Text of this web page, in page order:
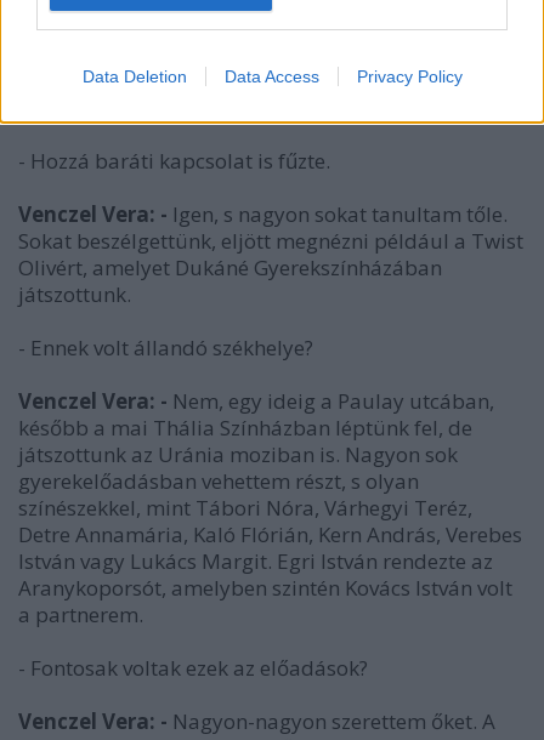
Data Deletion Data Access Privacy Policy
- Pilinszky János?
Venczel Vera: -Egyre fontosabb a számomra, úgy
- Hozzá baráti kapcsolat is fűzte.
Venczel Vera: - Igen, s nagyon sokat tanultam tőle.
Sokat beszélgettünk, eljött megnézni például a Twist
Olivért, amelyet Dukáné Gyerekszínházában
játszottunk.
- Ennek volt állandó székhelye?
Venczel Vera: - Nem, egy ideig a Paulay utcában,
később a mai Thália Színházban léptünk fel, de
játszottunk az Uránia moziban is. Nagyon sok
gyerekelőadásban vehettem részt, s olyan
színészekkel, mint Tábori Nóra, Várhegyi Teréz,
Detre Annamária, Kaló Flórián, Kern András, Verebes
István vagy Lukács Margit. Egri István rendezte az
Aranykoporsót, amelyben szintén Kovács István volt
a partnerem.
- Fontosak voltak ezek az előadások?
Venczel Vera: - Nagyon-nagyon szerettem őket. A